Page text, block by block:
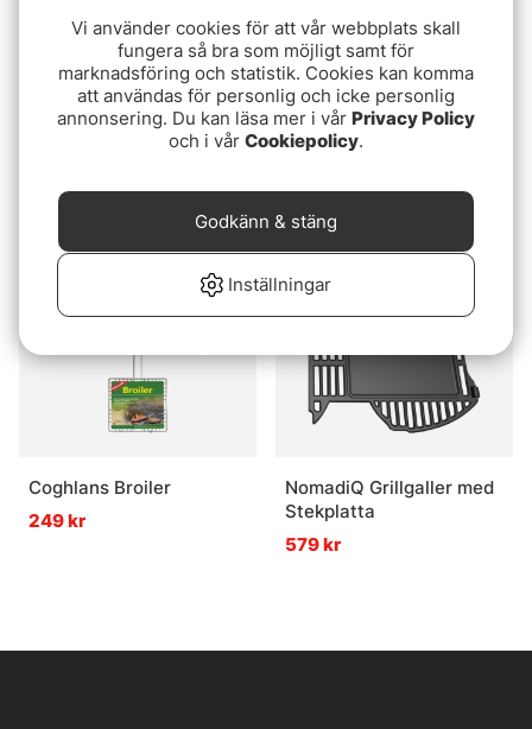
IFISH Grillplatta Till
299 kr
IFISH Grillhalster
Slutsåld
Coghlans Broiler
249 kr
NomadiQ Grillgaller med
Stekplatta
579 kr
Vi använder cookies för att vår webbplats skall
fungera så bra som möjligt samt för
marknadsföring och statistik. Cookies kan komma
att användas för personlig och icke personlig
annonsering. Du kan läsa mer i vår Privacy Policy
och i vår Cookiepolicy.
Inställningar
Godkänn & stäng